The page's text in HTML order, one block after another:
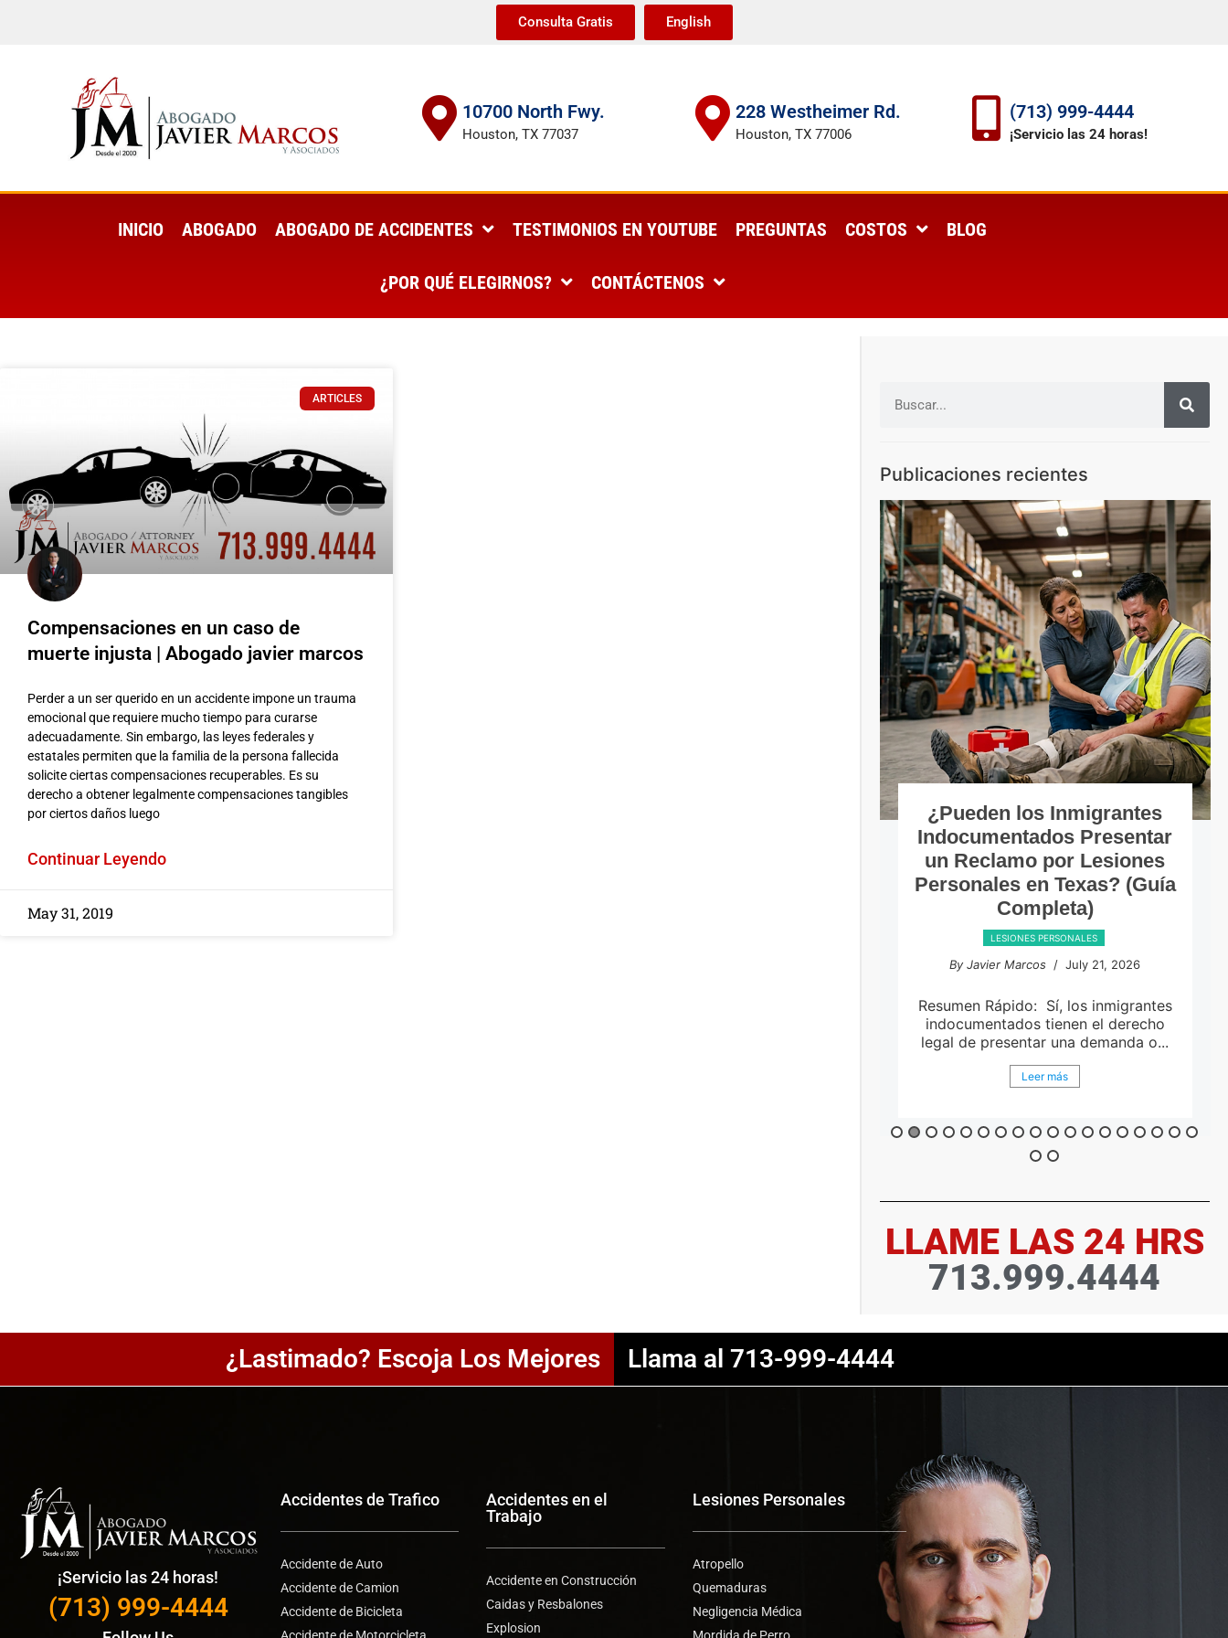
Consulta Gratis English
10700 North Fwy.
Houston, TX 77037
228 Westheimer Rd.
Houston, TX 77006
(713) 999-4444
¡Servicio las 24 horas!
INICIO ABOGADO ABOGADO DE ACCIDENTES TESTIMONIOS EN YOUTUBE PREGUNTAS COSTOS BLOG
¿POR QUÉ ELEGIRNOS? CONTÁCTENOS
ARTICLES
Compensaciones en un caso de
muerte injusta | Abogado javier marcos
Perder a un ser querido en un accidente impone un trauma
emocional que requiere mucho tiempo para curarse
adecuadamente. Sin embargo, las leyes federales y
estatales permiten que la familia de la persona fallecida
solicite ciertas compensaciones recuperables. Es su
derecho a obtener legalmente compensaciones tangibles
por ciertos daños luego
Continuar Leyendo
May 31, 2019
Publicaciones recientes
¿Pueden los Inmigrantes
Indocumentados Presentar
un Reclamo por Lesiones
Personales en Texas? (Guía
Completa)
LESIONES PERSONALES
By Javier Marcos / July 21, 2026
Resumen Rápido: Sí, los inmigrantes
indocumentados tienen el derecho
legal de presentar una demanda o...
Leer más
LLAME LAS 24 HRS
713.999.4444
¿Lastimado? Escoja Los Mejores Llama al 713-999-4444
¡Servicio las 24 horas!
(713) 999-4444
Accidentes de Trafico
Accidente de Auto
Accidente de Camion
Accidente de Bicicleta
Accidentes en el
Trabajo
Accidente en Construcción
Caidas y Resbalones
Explosion
Lesiones Personales
Atropello
Quemaduras
Negligencia Médica